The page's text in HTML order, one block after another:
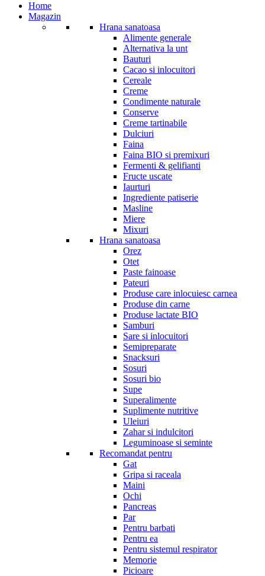
Home
Magazin
Hrana sanatoasa
Alimente generale
Alternativa la unt
Bauturi
Cacao si inlocuitori
Cereale
Creme
Condimente naturale
Conserve
Creme tartinabile
Dulciuri
Faina
Faina BIO si premixuri
Fermenti & gelifianti
Fructe uscate
Iaurturi
Ingrediente patiserie
Masline
Miere
Mixuri
Hrana sanatoasa
Orez
Otet
Paste fainoase
Pateuri
Produse care inlocuiesc carnea
Produse din carne
Produse lactate BIO
Samburi
Sare si inlocuitori
Semipreparate
Snacksuri
Sosuri
Sosuri bio
Supe
Superalimente
Suplimente nutritive
Uleiuri
Zahar si indulcitori
Leguminoase si seminte
Recomandat pentru
Gat
Gripa si raceala
Maini
Ochi
Pancreas
Par
Pentru barbati
Pentru ea
Pentru sistemul respirator
Memorie
Picioare